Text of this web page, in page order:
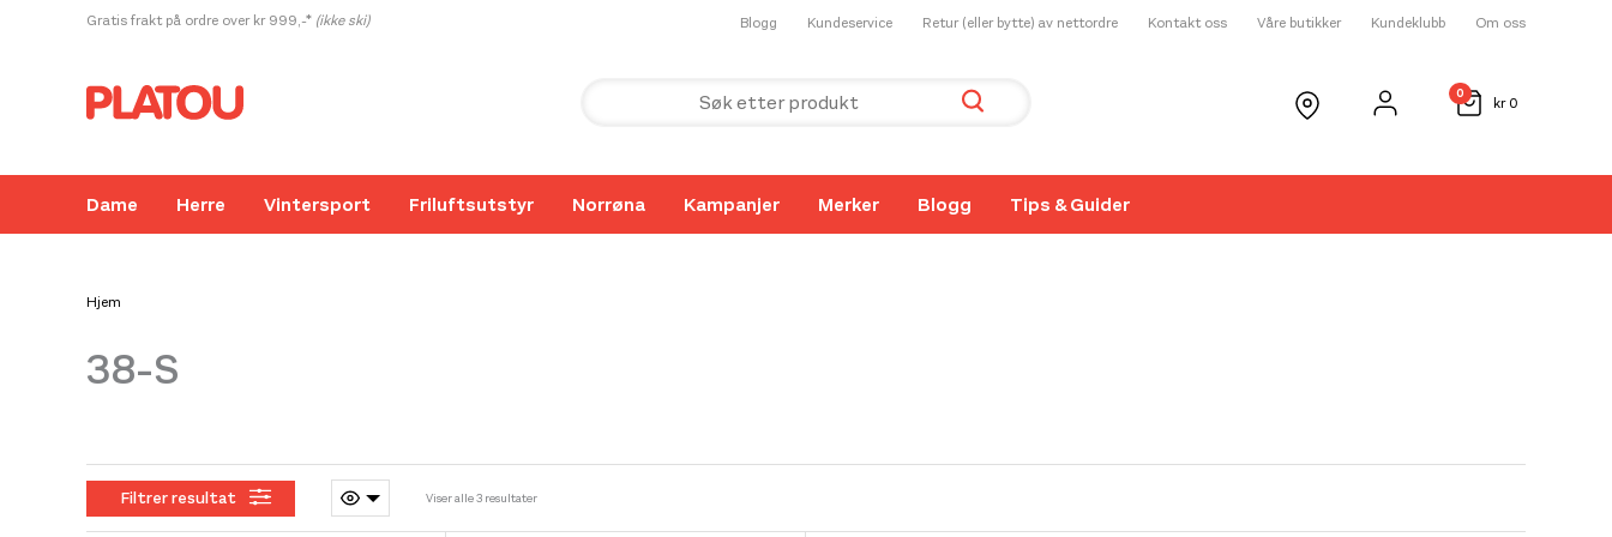
Gratis frakt på ordre over kr 999,-* (ikke ski) Blogg Kundeservice Retur (eller bytte) av nettordre Kontakt oss Våre butikker Kundeklubb Om oss
kr0
0
Dame Herre Vintersport Friluftsutstyr Norrøna Kampanjer Merker Blogg Tips & Guider
Hjem
38-S
Kanskje liker du også...
Filtrer resultat Viser alle 3 resultater